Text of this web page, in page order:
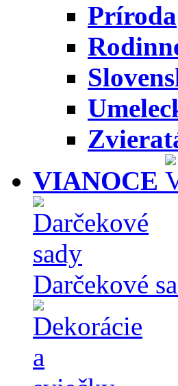
Príroda
VIANOCE
Darčekové